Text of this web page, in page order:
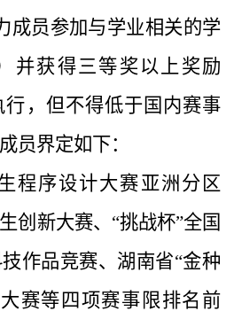
成员参加与学业相关的学
并获得三等奖以上奖励
行，但不得低于国内赛事
员界定如下：
程序设计大赛亚洲分区
创新大赛、“挑战杯”全国
作品竞赛、湖南省“金种
赛等四项赛事限排名前